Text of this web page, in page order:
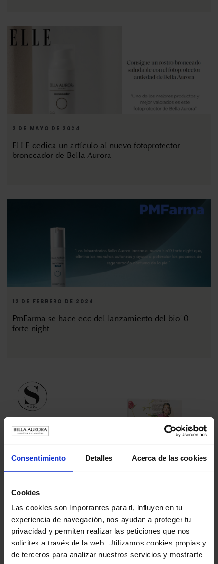
Consentimiento Detalles Acerca de las cookies
Cookies
Las cookies son importantes para ti, influyen en tu
experiencia de navegación, nos ayudan a proteger tu
privacidad y permiten realizar las peticiones que nos
solicites a través de la web. Utilizamos cookies propias y
de terceros para analizar nuestros servicios y mostrarte
2 DE MAYO DE 2024
ELLE dedica un artículo al nuevo fotoprotector
bronceador de Bella Aurora
12 DE FEBRERO DE 2024
PmFarma se hace eco del lanzamiento del bio10
forte night
4 DE ENERO DE 2024
SModa, de El País, elige los packs navideños de Bella